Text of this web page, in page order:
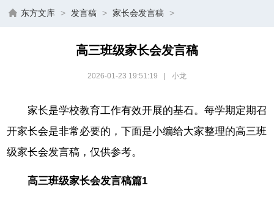
东方文库 > 发言稿 > 家长会发言稿 >
高三班级家长会发言稿
2026-01-23 19:51:19 小龙
家长是学校教育工作有效开展的基石。每学期定期召
开家长会是非常必要的，下面是小编给大家整理的高三班
级家长会发言稿，仅供参考。
高三班级家长会发言稿篇1